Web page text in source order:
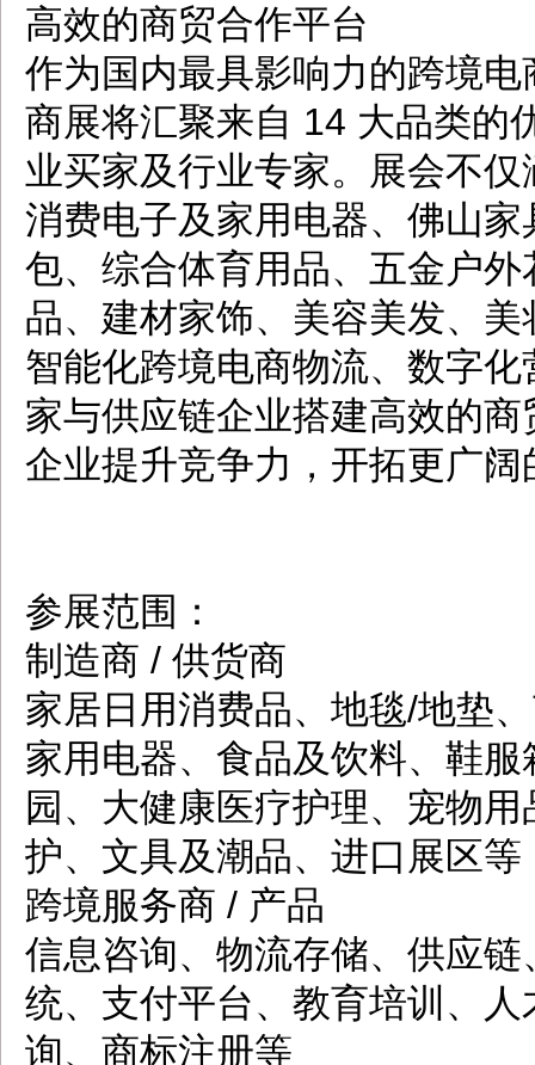
高效的商贸合作平台
作为国内最具影响力的跨境
商展将汇聚来自 14 大品类的
业买家及行业专家。展会不
消费电子及家用电器、佛山
包、综合体育用品、五金户
品、建材家饰、美容美发、
智能化跨境电商物流、数字
家与供应链企业搭建高效的
企业提升竞争力，开拓更广阔
参展范围：
制造商 / 供货商
家居日用消费品、地毯/地垫
家用电器、食品及饮料、鞋
园、大健康医疗护理、宠物
护、文具及潮品、进口展区等
跨境服务商 / 产品
信息咨询、物流存储、供应
统、支付平台、教育培训、
询、商标注册等